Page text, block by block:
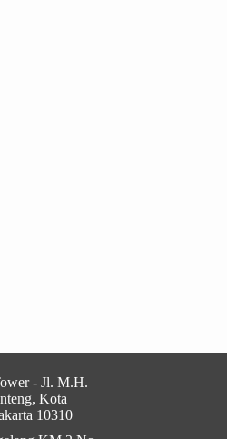
- Jl. M.H.
Kota
10310